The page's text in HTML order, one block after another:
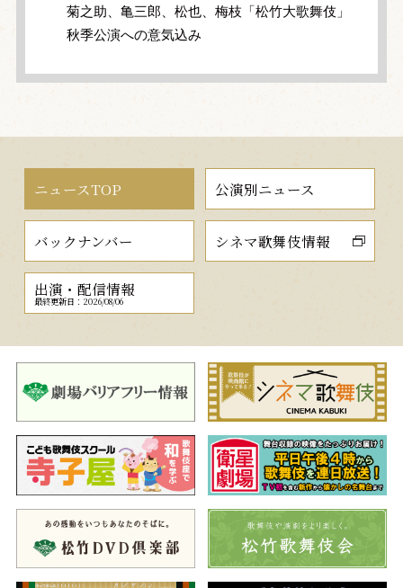
菊之助、亀三郎、松也、梅枝「松竹大歌舞伎」
秋季公演への意気込み
ニュースTOP 公演別ニュース
バックナンバー シネマ歌舞伎情報
出演・配信情報
最終更新日：2026/08/06